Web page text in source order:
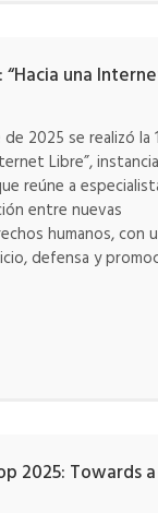
“Hacia una
2025 se realizó la
Libre”, instancia
reúne a
entre nuevas
humanos, con
defensa y
2025: Towards a